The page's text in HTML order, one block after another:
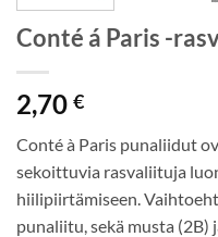
Conté á Paris -
2,70 €
Conté à Paris punaliidut
sekoittuvia rasvaliituja
hiilipiirtämiseen.
punaliitu, sekä musta (2B)